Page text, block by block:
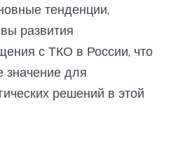
тенденции,
развития
с ТКО в России, что
значение для
решений в этой